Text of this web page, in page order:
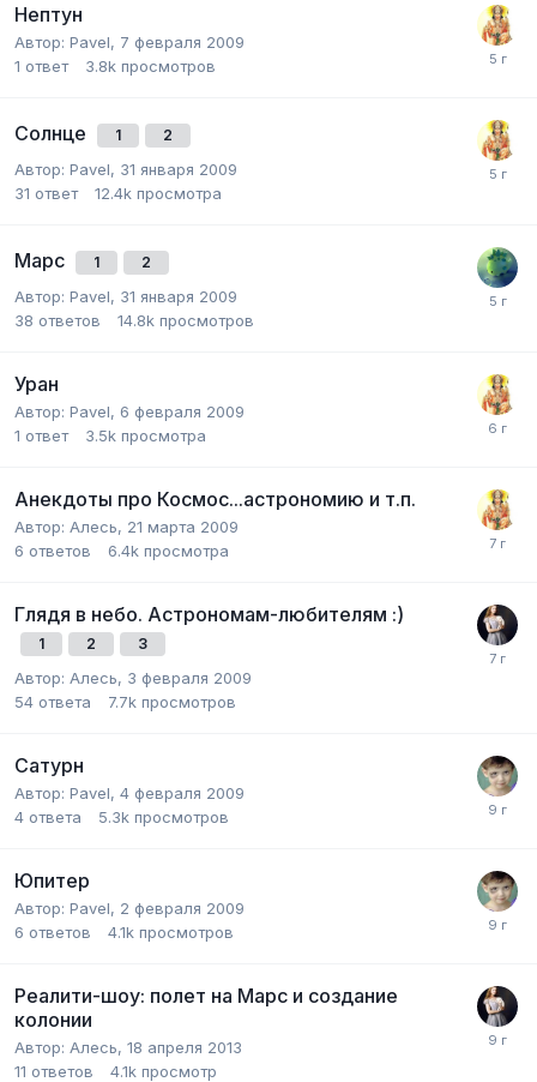
Нептун
Автор: Pavel, 7 февраля 2009
1 ответ 3.8k просмотров
Солнце 1 2
Автор: Pavel, 31 января 2009
31 ответ 12.4k просмотра
Марс 1 2
Автор: Pavel, 31 января 2009
38 ответов 14.8k просмотров
Уран
Автор: Pavel, 6 февраля 2009
1 ответ 3.5k просмотра
Анекдоты про Космос...астрономию и т.п.
Автор: Алесь, 21 марта 2009
6 ответов 6.4k просмотра
Глядя в небо. Астрономам-любителям :)
1 2 3
Автор: Алесь, 3 февраля 2009
54 ответа 7.7k просмотров
Сатурн
Автор: Pavel, 4 февраля 2009
4 ответа 5.3k просмотров
Юпитер
Автор: Pavel, 2 февраля 2009
6 ответов 4.1k просмотров
Реалити-шоу: полет на Марс и создание
колонии
Автор: Алесь, 18 апреля 2013
11 ответов 4.1k просмотр